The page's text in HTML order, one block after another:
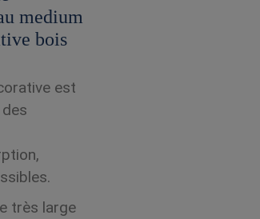
medium
bois
est
très large